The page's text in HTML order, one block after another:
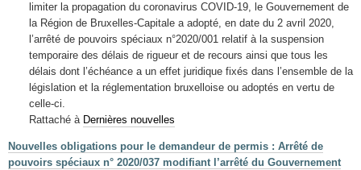
limiter la propagation du coronavirus COVID-19, le Gouvernement de
la Région de Bruxelles-Capitale a adopté, en date du 2 avril 2020,
l’arrêté de pouvoirs spéciaux n°2020/001 relatif à la suspension
temporaire des délais de rigueur et de recours ainsi que tous les
délais dont l’échéance a un effet juridique fixés dans l’ensemble de la
législation et la réglementation bruxelloise ou adoptés en vertu de
celle-ci.
Rattaché à Dernières nouvelles
Nouvelles obligations pour le demandeur de permis : Arrêté de
pouvoirs spéciaux n° 2020/037 modifiant l’arrêté du Gouvernement